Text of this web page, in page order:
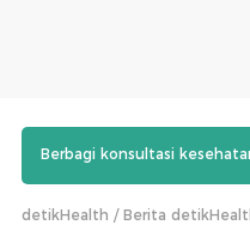
Berbagi konsultasi
detikHealth Berita